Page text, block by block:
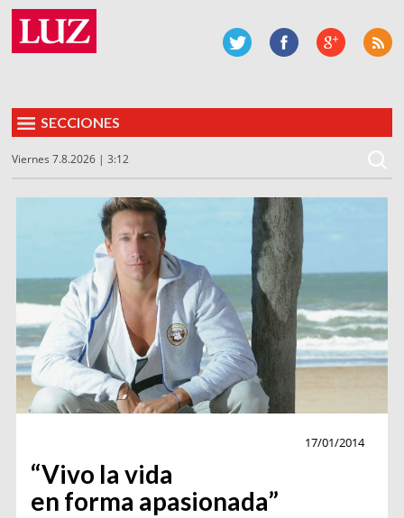
SECCIONES
Viernes 7.8.2026 | 3:12
17/01/2014
“Vivo la vida
en forma apasionada”